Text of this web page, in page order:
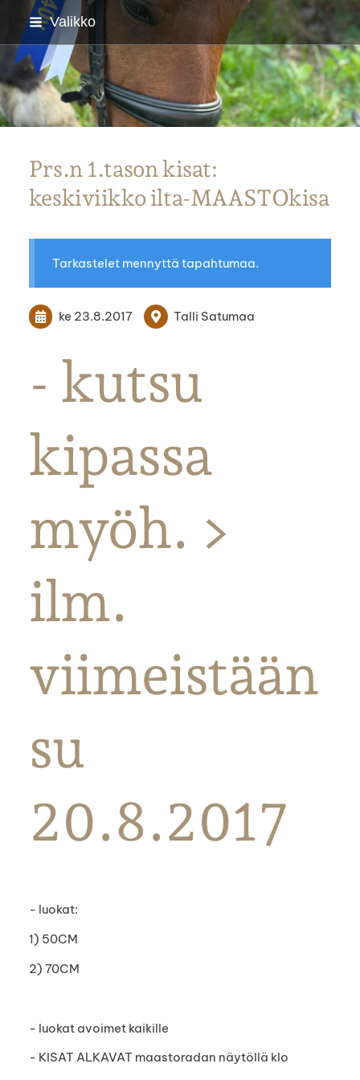
Siirry
sivun
sisältöön
Valikko
Parkanon Ratsastajat
Prs.n 1.tason kisat:
keskiviikko ilta-MAASTOkisa
Tarkastelet mennyttä tapahtumaa.
ke 23.8.2017 Talli Satumaa
- kutsu
kipassa
myöh. >
ilm.
viimeistään
su
20.8.2017
- luokat:
1) 50CM
2) 70CM
- luokat avoimet kaikille
- KISAT ALKAVAT maastoradan näytöllä klo